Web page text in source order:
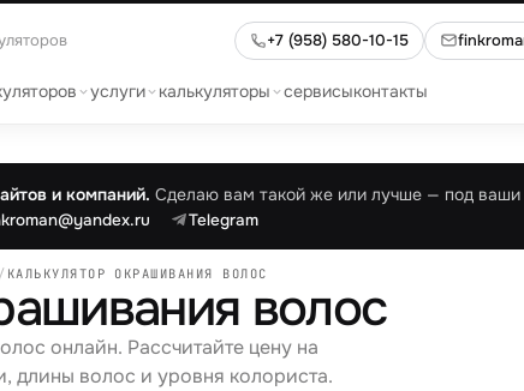
+7 (958) 580-10-15
услуги калькуляторы сервисыконтакты
и компаний. Сделаю вам такой же или лучше — под ваши
Telegram
/ КАЛЬКУЛЯТОР ОКРАШИВАНИЯ ВОЛОС
волос
онлайн. Рассчитайте цену на
длины волос и уровня колориста.